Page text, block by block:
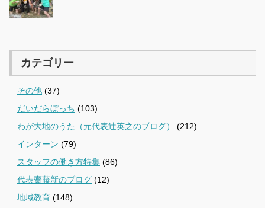
カテゴリー
その他 (37)
だいだらぼっち (103)
わが大地のうた（元代表辻英之のブログ）
(212)
インターン (79)
スタッフの働き方特集 (86)
代表齋藤新のブログ (12)
地域教育 (148)